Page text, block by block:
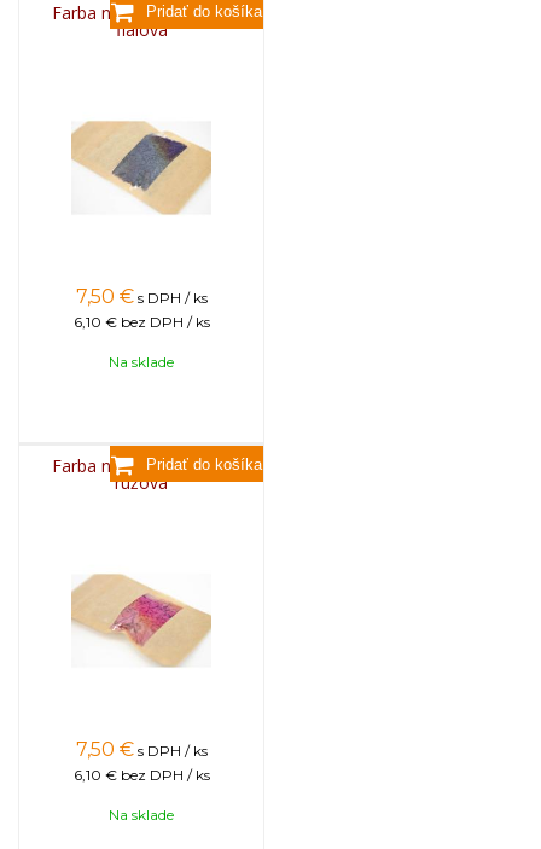
Farba na sviečky, 25g -
fialová
7,50 € s DPH / ks
6,10 € bez DPH / ks
Na sklade
Farba na sviečky, 25g -
ružová
7,50 € s DPH / ks
6,10 € bez DPH / ks
Na sklade